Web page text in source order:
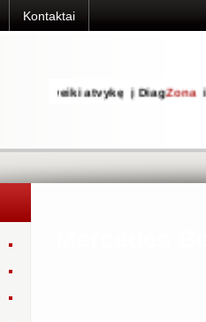
Kontaktai
Sveiki atvykę į DiagZona